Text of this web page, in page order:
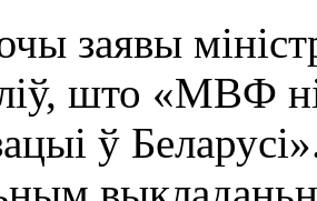
заявы
што «МВФ
ў